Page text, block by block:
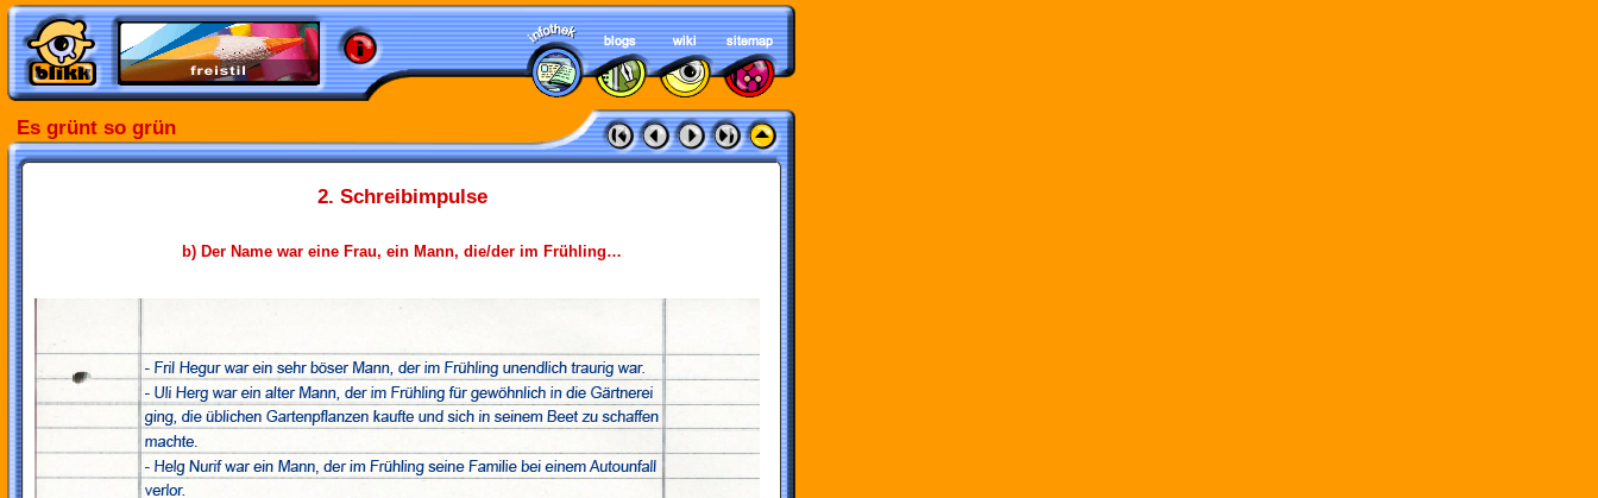
Es grünt so grün
2. Schreibimpulse
b) Der Name war eine Frau, ein Mann, die/der im Frühling…